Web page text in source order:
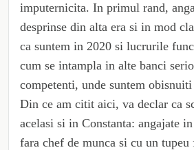
imputernicita. In primul rand,
desprinse din alta era si in mod
ca suntem in 2020 si lucrurile
cum se intampla in alte banci
competenti, unde suntem
Din ce am citit aici, va declar ca
acelasi si in Constanta: angajate
fara chef de munca si cu un